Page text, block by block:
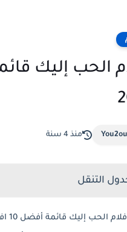
You2ou منذ 4 سنة
التنقل
الحب إليك قائمة أفضل 10 افلام رومانسيه وجديدة لسنة 2022